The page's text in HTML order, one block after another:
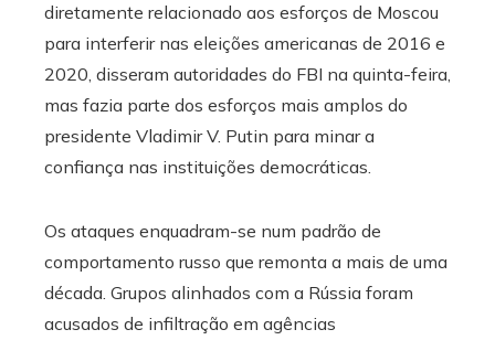
diretamente relacionado aos esforços de Moscou
para interferir nas eleições americanas de 2016 e
2020, disseram autoridades do FBI na quinta-feira,
mas fazia parte dos esforços mais amplos do
presidente Vladimir V. Putin para minar a
confiança nas instituições democráticas.
Os ataques enquadram-se num padrão de
comportamento russo que remonta a mais de uma
década. Grupos alinhados com a Rússia foram
acusados ​​de infiltração em agências